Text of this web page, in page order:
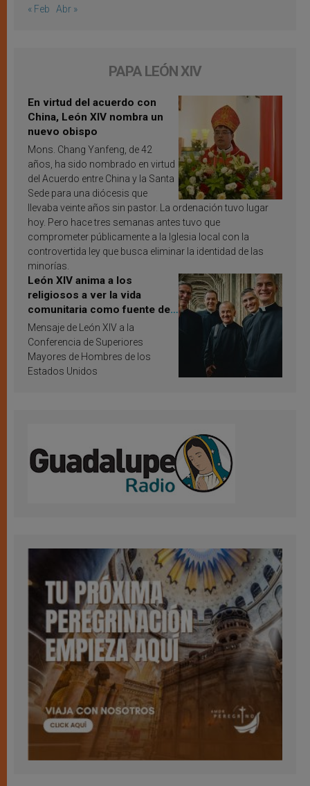
« Feb Abr »
PAPA LEÓN XIV
En virtud del acuerdo con
China, León XIV nombra un
nuevo obispo
Mons. Chang Yanfeng, de 42
años, ha sido nombrado en virtud
del Acuerdo entre China y la Santa
Sede para una diócesis que
llevaba veinte años sin pastor. La ordenación tuvo lugar
hoy. Pero hace tres semanas antes tuvo que
comprometer públicamente a la Iglesia local con la
controvertida ley que busca eliminar la identidad de las
minorías.
León XIV anima a los
religiosos a ver la vida
comunitaria como fuente de
inspiración y santificación
Mensaje de León XIV a la
Conferencia de Superiores
Mayores de Hombres de los
Estados Unidos